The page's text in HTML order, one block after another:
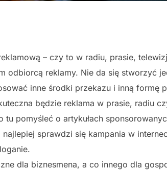
– czy to w radiu, prasie,
odbiorcą reklamy. Nie da się stworzyć
inne środki przekazu i inną
będzie reklama w prasie, radiu
pomyśleć o artykułach
sprawdzi się kampania w
dla biznesmena, a co innego dla